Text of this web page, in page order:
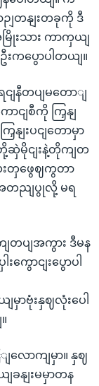
ျတနျးတခုကို ဒီ
ြိုးသား ကာကှယျ
းကပွောပါတယျ။
ျနီတပျမတောျ
ာငျစီကို ကြှနျ
ျးပငျတောမှာ
ဆှဲမိုငျးနဲ့တိုကျတ
းတှဖွေဈကွတာ
အတညျပွုလို့ မရ
တပျအကွား ဒီမန
ောငျးပွောပါ
ာဗုံးနှဈလုံးပေါ
ျလောကျမှာ။ နှဈ
နျးမမှာတန